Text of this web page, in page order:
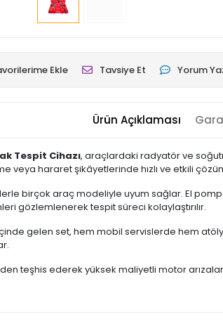
Ekle Tavsiye Et Yorum
Ürün Açıklaması
Tespit Cihazı, araçlardaki radyatör ve
veya hararet şikâyetlerinde hızlı ve etkili
birçok araç modeliyle uyum sağlar. El
gözlemlenerek tespit süreci kolaylaştırılır.
gelen set, hem mobil servislerde hem
teşhis ederek yüksek maliyetli motor